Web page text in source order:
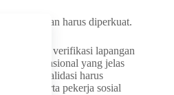
lapangan harus diperkuat.
dan verifikasi lapangan
operasional yang jelas
data. Validasi harus
RW, serta pekerja sosial